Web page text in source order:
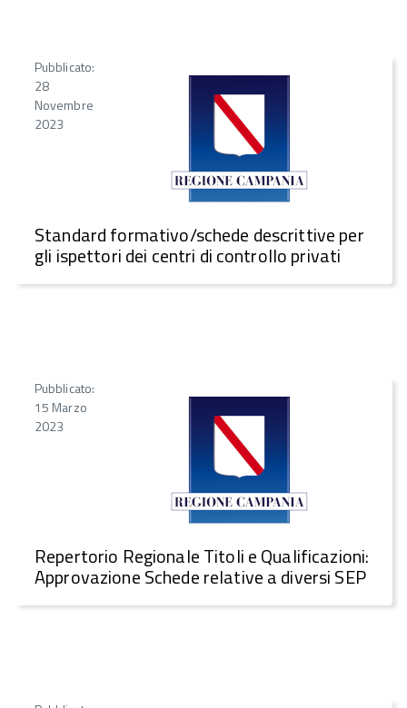
Pubblicato:
28
Novembre
2023
Standard formativo/schede descrittive per
gli ispettori dei centri di controllo privati
Pubblicato:
15 Marzo
2023
Repertorio Regionale Titoli e Qualificazioni:
Approvazione Schede relative a diversi SEP